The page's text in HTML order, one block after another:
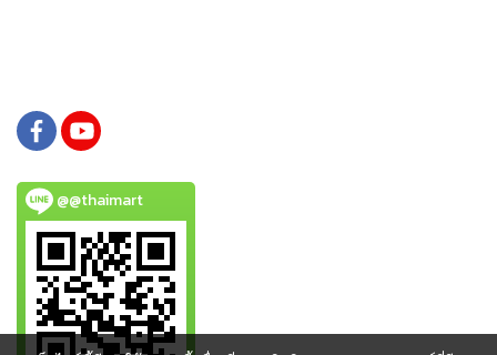
@@thaimart